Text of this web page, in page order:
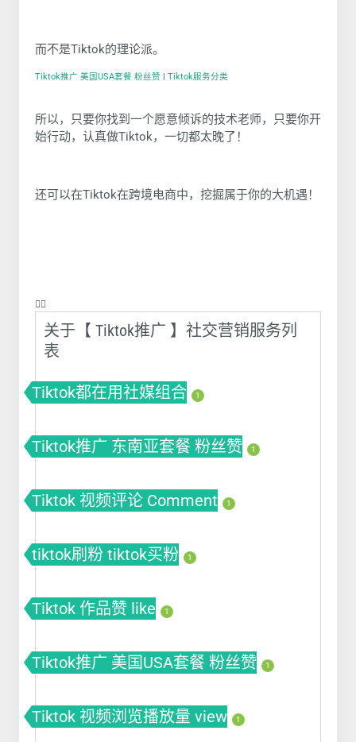
而不是Tiktok的理论派。
Tiktok推广 美国USA套餐 粉丝赞 Tiktok服务分类
所以，只要你找到一个愿意倾诉的技术老师，只要你开
始行动，认真做Tiktok，一切都太晚了！
还可以在Tiktok在跨境电商中，挖掘属于你的大机遇！
❤️‍🔥
关于【 Tiktok推广 】社交营销服务列
表
Tiktok都在用社媒组合 1
Tiktok推广 东南亚套餐 粉丝赞 1
Tiktok 视频评论 Comment 1
tiktok刷粉 tiktok买粉 1
Tiktok 作品赞 like 1
Tiktok推广 美国USA套餐 粉丝赞 1
Tiktok 视频浏览播放量 view 1